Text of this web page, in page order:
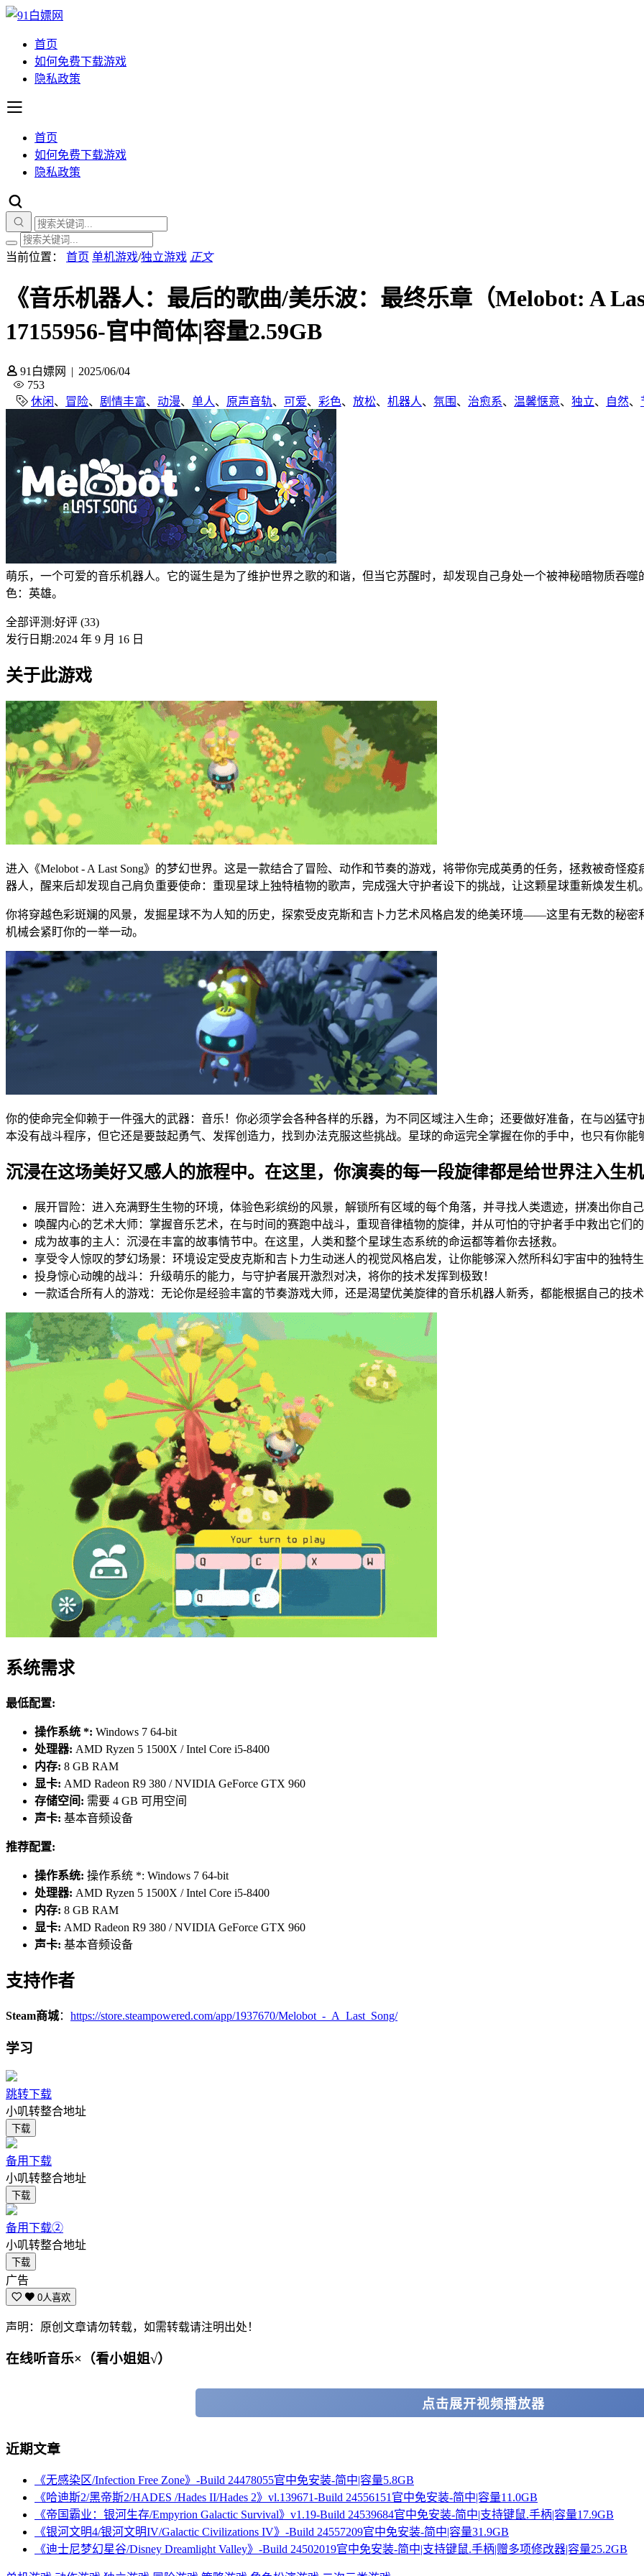
首页
如何免费下载游戏
隐私政策
首页
如何免费下载游戏
隐私政策
当前位置： 首页 单机游戏/独立游戏 正文
《音乐机器人：最后的歌曲/美乐波：最终乐章（Melobot: A
17155956-官中简体|容量2.59GB
91白嫖网 | 2025/06/04
753
休闲 、 冒险、 剧情丰富、 动漫、 单人、 原声音轨、 可爱、 彩色、 放松、 机器人、 氛围 、 治愈系、 温馨惬意、 独立、 自然、
萌乐，一个可爱的音乐机器人。它的诞生是为了维护世界之歌的和谐，但当它苏醒时，却发现自己身处一个被神秘暗物质吞
色：英雄。
全部评测:好评 (33)
发行日期:2024 年 9 月 16 日
关于此游戏
进入《Melobot - A Last Song》的梦幻世界。这是一款结合了冒险、动作和节奏的游戏，将带你完成英勇的任务，拯救被奇怪
器人，醒来后却发现自己肩负重要使命：重现星球上独特植物的歌声，完成强大守护者设下的挑战，让这颗星球重新焕发生机。
你将穿越色彩斑斓的风景，发掘星球不为人知的历史，探索受皮克斯和吉卜力艺术风格启发的绝美环境——这里有无数的秘
机械会紧盯你的一举一动。
你的使命完全仰赖于一件强大的武器：音乐！你必须学会各种各样的乐器，为不同区域注入生命；还要做好准备，在与凶猛
本没有战斗程序，但它还是要鼓起勇气、发挥创造力，找到办法克服这些挑战。星球的命运完全掌握在你的手中，也只有你能
沉浸在这场美好又感人的旅程中。在这里，你演奏的每一段旋律都是给世界注入生机
展开冒险：进入充满野生生物的环境，体验色彩缤纷的风景，解锁所有区域的每个角落，并寻找人类遗迹，拼凑出你自己
唤醒内心的艺术大师：掌握音乐艺术，在与时间的赛跑中战斗，重现音律植物的旋律，并从可怕的守护者手中救出它们的
成为故事的主人：沉浸在丰富的故事情节中。在这里，人类和整个星球生态系统的命运都等着你去拯救。
享受令人惊叹的梦幻场景：环境设定受皮克斯和吉卜力生动迷人的视觉风格启发，让你能够深入然所科幻宇宙中的独特生
投身惊心动魄的战斗：升级萌乐的能力，与守护者展开激烈对决，将你的技术发挥到极致！
一款适合所有人的游戏：无论你是经验丰富的节奏游戏大师，还是渴望优美旋律的音乐机器人新秀，都能根据自己的技术
系统需求
最低配置:
操作系统 *: Windows 7 64-bit
处理器: AMD Ryzen 5 1500X / Intel Core i5-8400
内存: 8 GB RAM
显卡: AMD Radeon R9 380 / NVIDIA GeForce GTX 960
存储空间: 需要 4 GB 可用空间
声卡: 基本音频设备
推荐配置:
操作系统: 操作系统 *: Windows 7 64-bit
处理器: AMD Ryzen 5 1500X / Intel Core i5-8400
内存: 8 GB RAM
显卡: AMD Radeon R9 380 / NVIDIA GeForce GTX 960
声卡: 基本音频设备
支持作者
Steam商城： https://store.steampowered.com/app/1937670/Melobot_-_A_Last_Song/
学习
跳转下载
小叽转整合地址
下载
备用下载
小叽转整合地址
下载
备用下载②
小叽转整合地址
下载
广告
0人喜欢
声明：原创文章请勿转载，如需转载请注明出处！
在线听音乐×（看小姐姐√）
点击展开视频播放器
近期文章
《无感染区/Infection Free Zone》-Build 24478055官中免安装-简中|容量5.8GB
《哈迪斯2/黑帝斯2/HADES /Hades II/Hades 2》vl.139671-Build 24556151官中免安装-简中|容量11.0GB
《帝国霸业：银河生存/Empyrion Galactic Survival》v1.19-Build 24539684官中免安装-简中|支持键鼠.手柄|容量17.9GB
《银河文明4/银河文明IV/Galactic Civilizations IV》-Build 24557209官中免安装-简中|容量31.9GB
《迪士尼梦幻星谷/Disney Dreamlight Valley》-Build 24502019官中免安装-简中|支持键鼠.手柄|赠多项修改器|容量25.2GB